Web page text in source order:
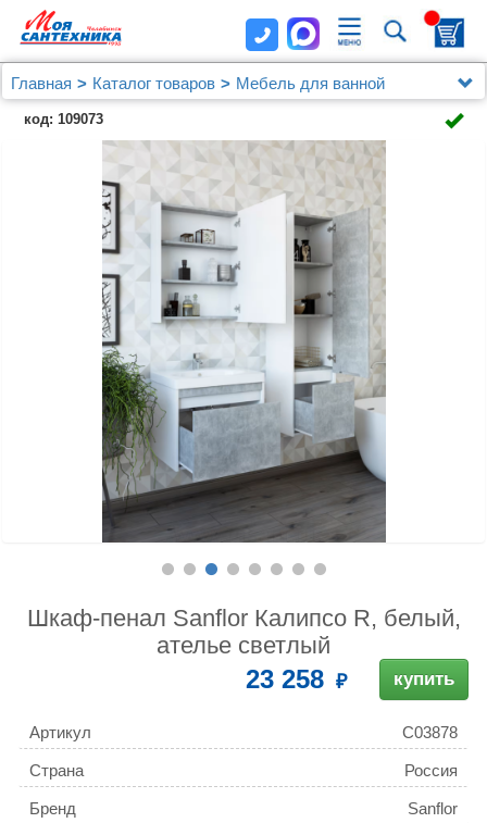
Главная Каталог товаров
Мебель для ванной
Зеркальные шкафы
Шкаф-пенал Sanflor Калипсо R, белый, ателье
код: 109073
Шкаф-пенал Sanflor Калипсо R, белый,
ателье светлый
23 258 купить
Артикул С03878
Страна Россия
Бренд Sanflor